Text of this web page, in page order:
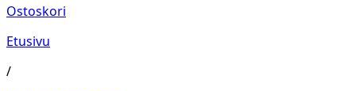
Ostoskori
Etusivu
/